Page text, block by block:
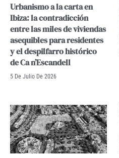
Urbanismo a la carta en
Ibiza: la contradicción
entre las miles de viviendas
asequibles para residentes
y el despilfarro histórico
de Ca n’Escandell
5 De Julio De 2026